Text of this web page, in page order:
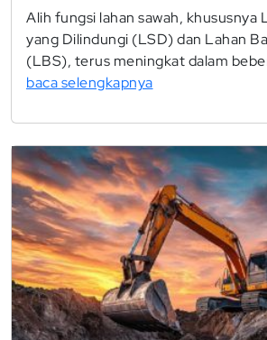
Alih fungsi lahan sawah, khususnya
yang Dilindungi (LSD) dan Lahan
(LBS), terus meningkat dalam
baca selengkapnya